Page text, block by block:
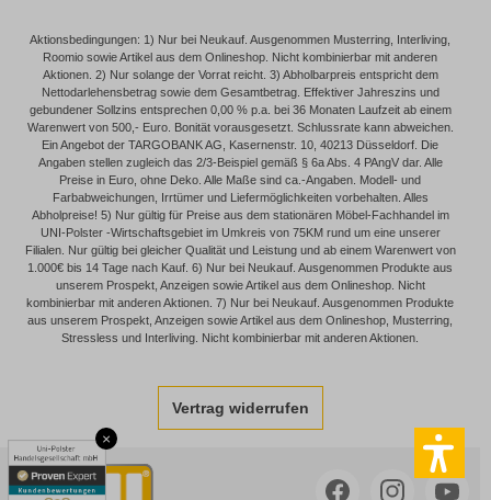
×
Aktionsbedingungen: 1) Nur bei Neukauf. Ausgenommen Musterring, Interliving,
Roomio sowie Artikel aus dem Onlineshop. Nicht kombinierbar mit anderen
Aktionen. 2) Nur solange der Vorrat reicht. 3) Abholbarpreis entspricht dem
Nettodarlehensbetrag sowie dem Gesamtbetrag. Effektiver Jahreszins und
gebundener Sollzins entsprechen 0,00 % p.a. bei 36 Monaten Laufzeit ab einem
Warenwert von 500,- Euro. Bonität vorausgesetzt. Schlussrate kann abweichen.
Ein Angebot der TARGOBANK AG, Kasernenstr. 10, 40213 Düsseldorf. Die
Angaben stellen zugleich das 2/3-Beispiel gemäß § 6a Abs. 4 PAngV dar. Alle
Preise in Euro, ohne Deko. Alle Maße sind ca.-Angaben. Modell- und
Farbabweichungen, Irrtümer und Liefermöglichkeiten vorbehalten. Alles
Abholpreise! 5) Nur gültig für Preise aus dem stationären Möbel-Fachhandel im
UNI-Polster -Wirtschaftsgebiet im Umkreis von 75KM rund um eine unserer
Filialen. Nur gültig bei gleicher Qualität und Leistung und ab einem Warenwert von
1.000€ bis 14 Tage nach Kauf. 6) Nur bei Neukauf. Ausgenommen Produkte aus
unserem Prospekt, Anzeigen sowie Artikel aus dem Onlineshop. Nicht
kombinierbar mit anderen Aktionen. 7) Nur bei Neukauf. Ausgenommen Produkte
aus unserem Prospekt, Anzeigen sowie Artikel aus dem Onlineshop, Musterring,
Stressless und Interliving. Nicht kombinierbar mit anderen Aktionen.
Vertrag widerrufen